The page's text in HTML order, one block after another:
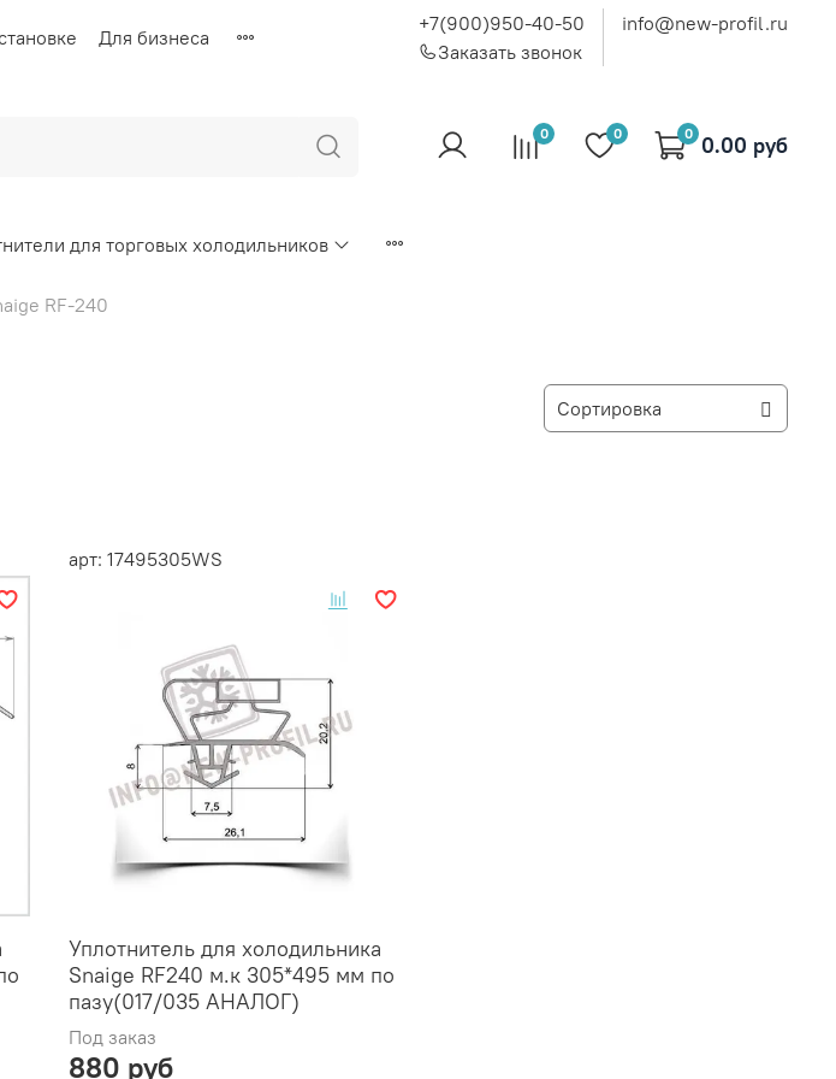
Для бизнеса
+7(900)950-40-50
Заказать звонок
info@new-profil.ru
0 0 0 0.00 руб
для торговых холодильников
RF-240
арт: 17495305WS
Уплотнитель для холодильника
Snaige RF240 м.к 305*495 мм по
пазу(017/035 АНАЛОГ)
Под заказ
880 руб